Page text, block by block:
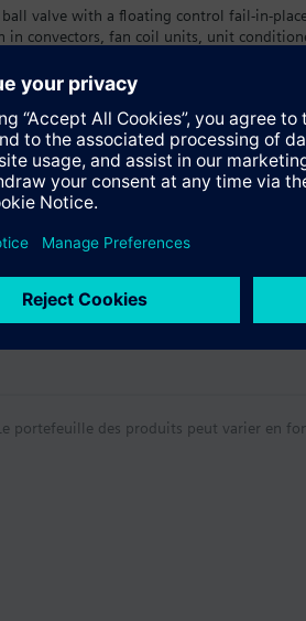
ball valve with a floating control fail-in-
in convectors, fan coil units, unit
plated brass ball and brass stem,
technique
portefeuille des produits peut varier en